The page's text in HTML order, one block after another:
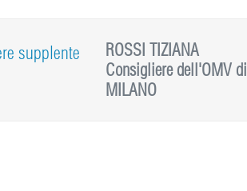
supplente
ROSSI TIZIANA
Consigliere dell'OMV di
MILANO